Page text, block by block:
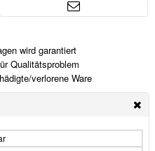
wird garantiert
Qualitätsproblem
verlorene Ware